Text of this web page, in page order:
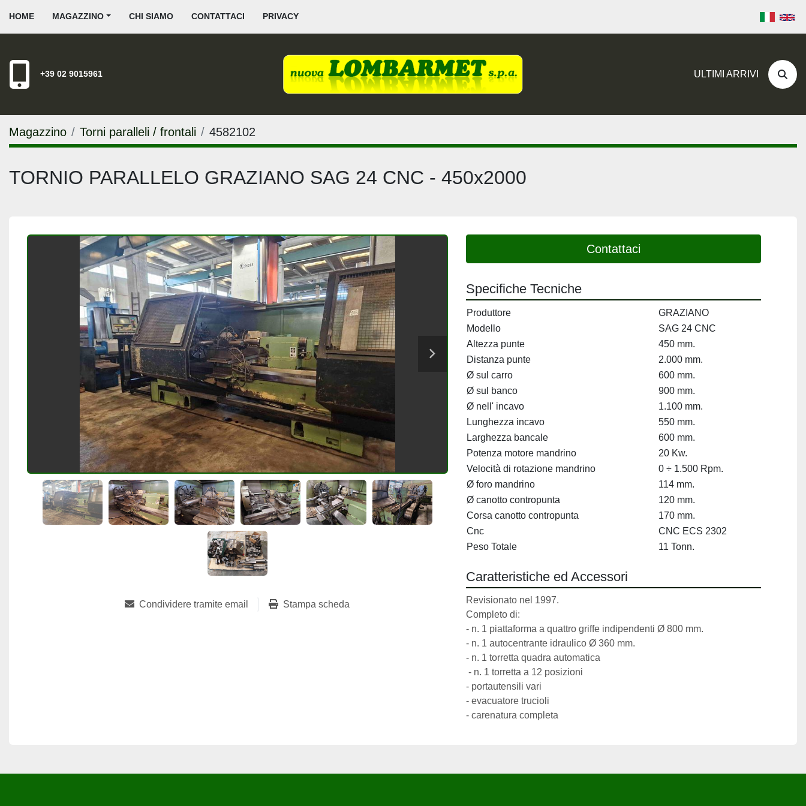
HOME MAGAZZINO CHI SIAMO CONTATTACI PRIVACY
+39 02 9015961 ULTIMI ARRIVI
Magazzino Torni paralleli / frontali 4582102
TORNIO PARALLELO GRAZIANO SAG 24 CNC - 450x2000
Contattaci
Condividere tramite email Stampa scheda
Specifiche Tecniche
Produttore
GRAZIANO
Modello
SAG 24 CNC
Altezza punte
450 mm.
Distanza punte
2.000 mm.
Ø sul carro
600 mm.
Ø sul banco
900 mm.
Ø nell' incavo
1.100 mm.
Lunghezza incavo
550 mm.
Larghezza bancale
600 mm.
Potenza motore mandrino
20 Kw.
Velocità di rotazione mandrino
0 ÷ 1.500 Rpm.
Ø foro mandrino
114 mm.
Ø canotto contropunta
120 mm.
Corsa canotto contropunta
170 mm.
Cnc
CNC ECS 2302
Peso Totale
11 Tonn.
Caratteristiche ed Accessori
Revisionato nel 1997.
Completo di:
- n. 1 piattaforma a quattro griffe indipendenti Ø 800 mm.
- n. 1 autocentrante idraulico Ø 360 mm.
- n. 1 torretta quadra automatica
- n. 1 torretta a 12 posizioni
- portautensili vari
- evacuatore trucioli
- carenatura completa